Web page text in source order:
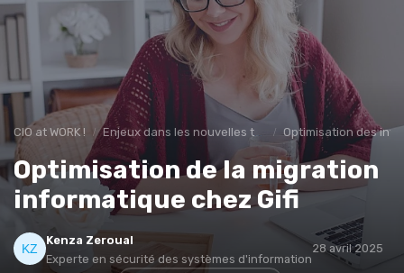
CIO at WORK ! Enjeux dans les nouvelles technologies Optimisation des
Optimisation de la migration
informatique chez Gifi
Kenza Zeroual
Experte en sécurité des systèmes d'information
28 avril 2025